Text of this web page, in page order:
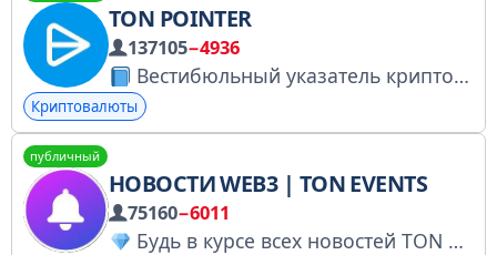
TON POINTER
137105−4936
Вестибюльный указатель криптовалютного и Телеграм движения Ссылка на канал t.me/TONPOINTER Чат t.me/TONPOINTERCHAT OKX okx.com/join/TONPOINTER Founder t.me/KRA1T ADS t.me/LastKevin
Криптовалюты
публичный
НОВОСТИ WEB3 | TON EVENTS
75160−6011
Будь в курсе всех новостей TON и Telegram мини-апп — обзор проектов, анонсы дропов, гивы, конкурсы, аналитика и мемы